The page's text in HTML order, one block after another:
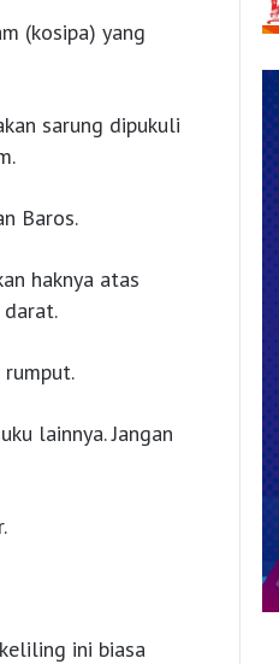
(kosipa) yang
sarung dipukuli
Baros.
haknya atas
rumput.
lainnya. Jangan
ini biasa